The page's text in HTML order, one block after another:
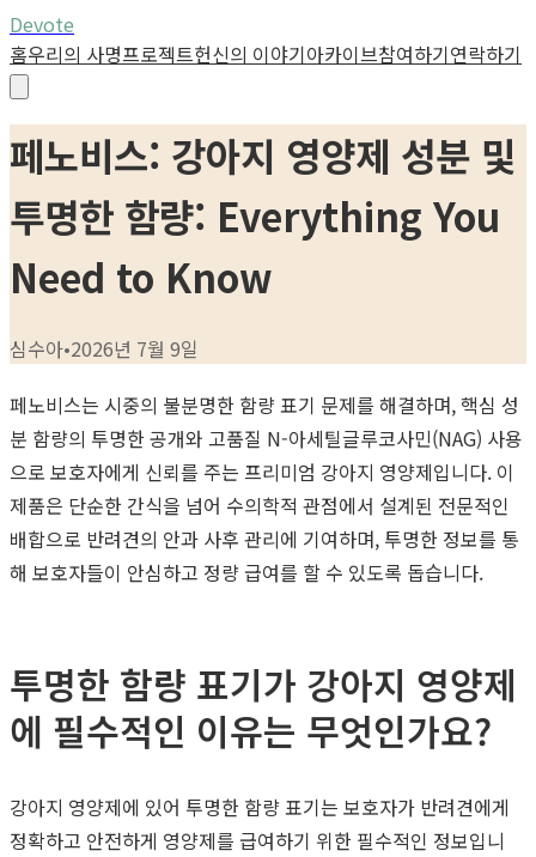
Devote
홈우리의 사명프로젝트헌신의 이야기아카이브참여하기연락하기
페노비스: 강아지 영양제 성분 및
투명한 함량: Everything You
Need to Know
심수아•2026년 7월 9일
페노비스는 시중의 불분명한 함량 표기 문제를 해결하며, 핵심 성
분 함량의 투명한 공개와 고품질 N-아세틸글루코사민(NAG) 사용
으로 보호자에게 신뢰를 주는 프리미엄 강아지 영양제입니다. 이
제품은 단순한 간식을 넘어 수의학적 관점에서 설계된 전문적인
배합으로 반려견의 안과 사후 관리에 기여하며, 투명한 정보를 통
해 보호자들이 안심하고 정량 급여를 할 수 있도록 돕습니다.
투명한 함량 표기가 강아지 영양제
에 필수적인 이유는 무엇인가요?
강아지 영양제에 있어 투명한 함량 표기는 보호자가 반려견에게
정확하고 안전하게 영양제를 급여하기 위한 필수적인 정보입니